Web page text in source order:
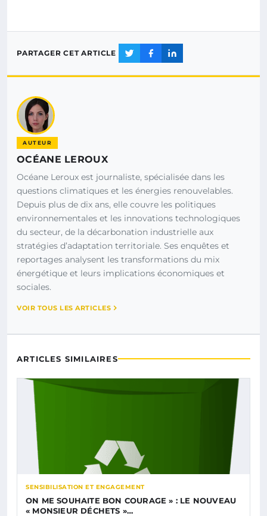
PARTAGER CET ARTICLE
AUTEUR
OCÉANE LEROUX
Océane Leroux est journaliste, spécialisée dans les
questions climatiques et les énergies renouvelables.
Depuis plus de dix ans, elle couvre les politiques
environnementales et les innovations technologiques
du secteur, de la décarbonation industrielle aux
stratégies d’adaptation territoriale. Ses enquêtes et
reportages analysent les transformations du mix
énergétique et leurs implications économiques et
sociales.
VOIR TOUS LES ARTICLES
ARTICLES SIMILAIRES
SENSIBILISATION ET ENGAGEMENT
ON ME SOUHAITE BON COURAGE » : LE NOUVEAU
« MONSIEUR DÉCHETS »…